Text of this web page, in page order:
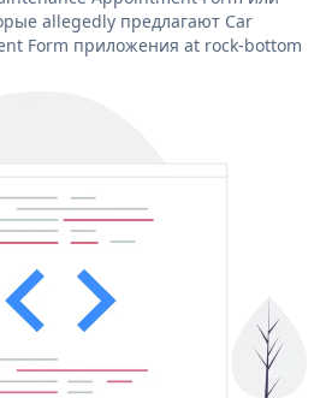
allegedly предлагают Car
Form приложения at rock-bottom